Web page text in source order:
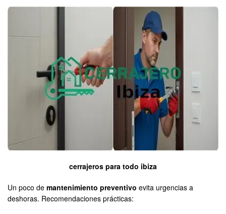
cerrajeros para todo ibiza
Un poco de mantenimiento preventivo evita urgencias a
deshoras. Recomendaciones prácticas: